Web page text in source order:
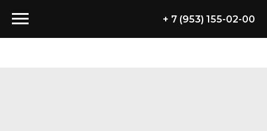
+ 7 (953) 155-02-00